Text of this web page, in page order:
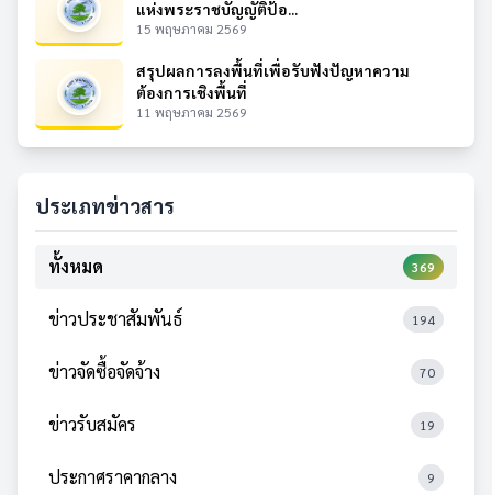
แห่งพระราชบัญญัติป้อ...
15 พฤษภาคม 2569
สรุปผลการลงพื้นที่เพื่อรับฟังปัญหาความ
ต้องการเชิงพื้นที่
11 พฤษภาคม 2569
ประเภทข่าวสาร
ทั้งหมด 369
ข่าวประชาสัมพันธ์ 194
ข่าวจัดซื้อจัดจ้าง 70
ข่าวรับสมัคร 19
ประกาศราคากลาง 9